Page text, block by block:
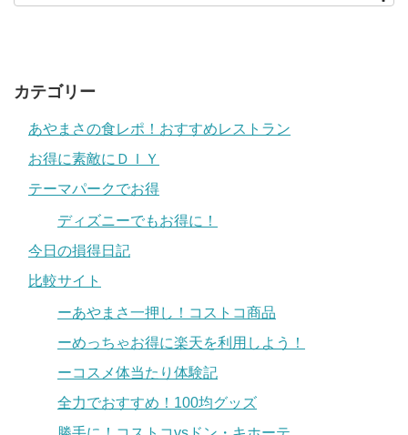
カテゴリー
あやまさの食レポ！おすすめレストラン
お得に素敵にＤＩＹ
テーマパークでお得
ディズニーでもお得に！
今日の損得日記
比較サイト
ーあやまさ一押し！コストコ商品
ーめっちゃお得に楽天を利用しよう！
ーコスメ体当たり体験記
全力でおすすめ！100均グッズ